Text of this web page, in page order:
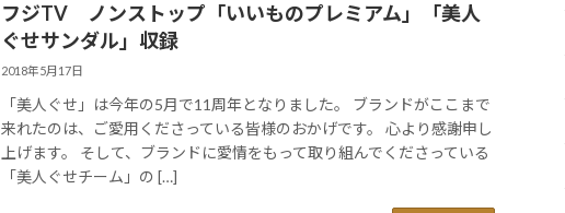
フジTV ノンストップ「いいものプレミアム」「美人
ぐせサンダル」収録
2018年5月17日
「美人ぐせ」は今年の5月で11周年となりました。 ブランドがここまで
来れたのは、ご愛用くださっている皆様のおかげです。 心より感謝申し
上げます。 そして、ブランドに愛情をもって取り組んでくださっている
「美人ぐせチーム」の […]